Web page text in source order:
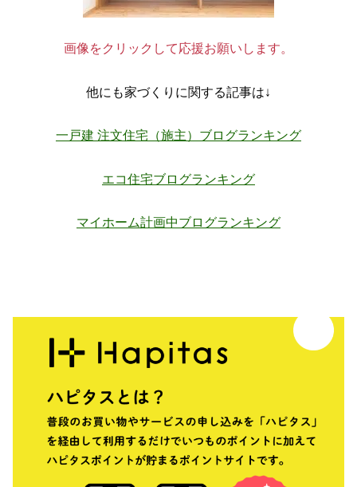
画像をクリックして応援お願いします。
他にも家づくりに関する記事は↓
一戸建 注文住宅（施主）ブログランキング
エコ住宅ブログランキング
マイホーム計画中ブログランキング